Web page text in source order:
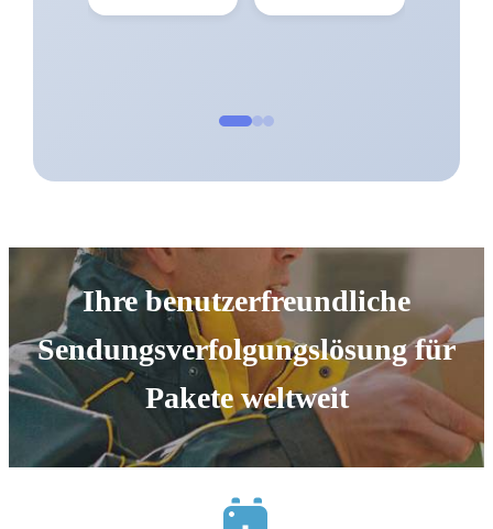
Ihre benutzerfreundliche
Sendungsverfolgungslösung für
Pakete weltweit